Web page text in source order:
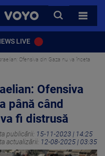
VOYO
CAUTA
TOATE
LIVE
Ofensiva din Gaza nu va înceta
Ofensiva
până când
fi distrusă
publicării: 15-11-2023 | 14:25
actualizării: 12-08-2025 | 03:35